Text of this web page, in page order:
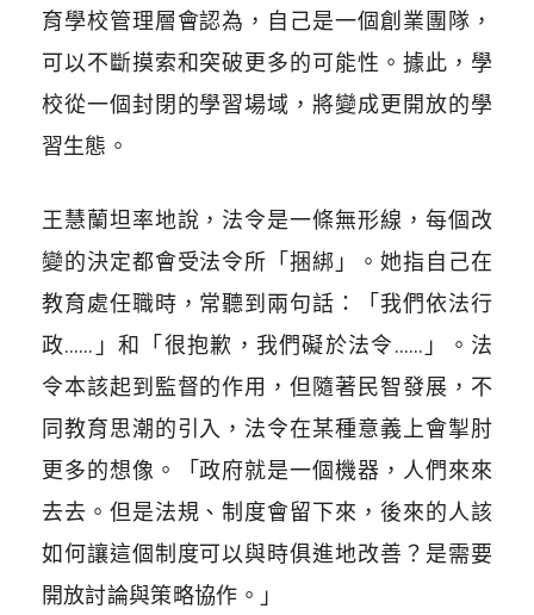
育學校管理層會認為，自己是一個創業團隊，
可以不斷摸索和突破更多的可能性。據此，學
校從一個封閉的學習場域，將變成更開放的學
習生態。
王慧蘭坦率地說，法令是一條無形線，每個改
變的決定都會受法令所「捆綁」。她指自己在
教育處任職時，常聽到兩句話：「我們依法行
政……」和「很抱歉，我們礙於法令……」。法
令本該起到監督的作用，但隨著民智發展，不
同教育思潮的引入，法令在某種意義上會掣肘
更多的想像。「政府就是一個機器，人們來來
去去。但是法規、制度會留下來，後來的人該
如何讓這個制度可以與時俱進地改善？是需要
開放討論與策略協作。」